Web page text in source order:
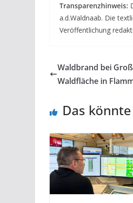
Transparenzhinweis:
a.d.Waldnaab. Die
Veröffentlichung
Waldbrand bei
Waldfläche in
Das